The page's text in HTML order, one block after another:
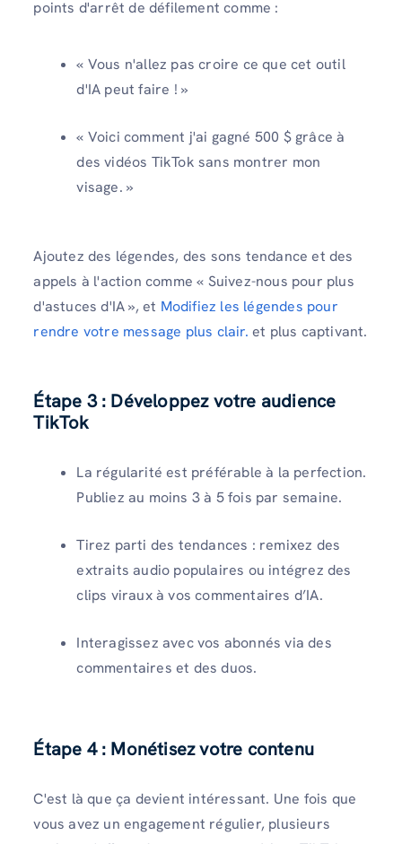
points d'arrêt de défilement comme :
« Vous n'allez pas croire ce que cet outil
d'IA peut faire ! »
« Voici comment j'ai gagné 500 $ grâce à
des vidéos TikTok sans montrer mon
visage. »
Ajoutez des légendes, des sons tendance et des
appels à l'action comme « Suivez-nous pour plus
d'astuces d'IA », et Modifiez les légendes pour
rendre votre message plus clair. et plus captivant.
Étape 3 : Développez votre audience
TikTok
La régularité est préférable à la perfection.
Publiez au moins 3 à 5 fois par semaine.
Tirez parti des tendances : remixez des
extraits audio populaires ou intégrez des
clips viraux à vos commentaires d’IA.
Interagissez avec vos abonnés via des
commentaires et des duos.
Étape 4 : Monétisez votre contenu
C'est là que ça devient intéressant. Une fois que
vous avez un engagement régulier, plusieurs